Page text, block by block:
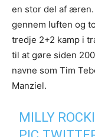
en stor del af
gennem luften og
tredje 2+2 kamp i
til at gøre siden
navne som Tim
Manziel.
MILLY